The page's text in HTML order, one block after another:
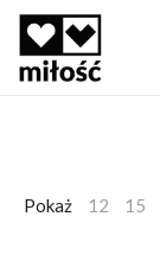
Pokaż 12 15